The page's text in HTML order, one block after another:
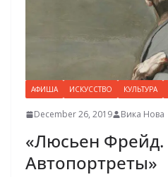
АФИША ИСКУССТВО КУЛЬТУРА
December 26, 2019 Вика Нова
«Люсьен Фрейд.
Автопортреты»